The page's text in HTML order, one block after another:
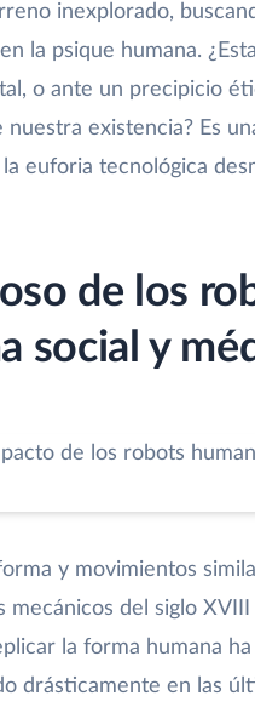
inexplorado,
la psique humana.
o ante un precipicio
nuestra existencia? Es
euforia tecnológica
de los
social y
y movimientos
mecánicos del siglo
la forma humana
drásticamente en las